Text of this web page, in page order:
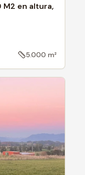
en altura,
5.000 m²